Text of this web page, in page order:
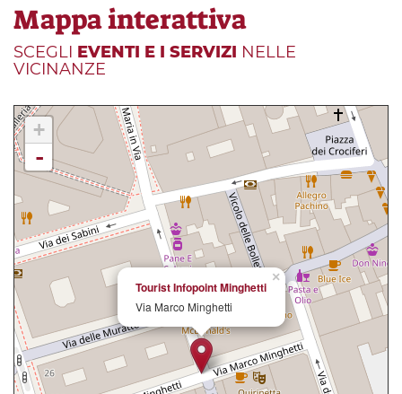
Mappa interattiva
SCEGLI EVENTI E I SERVIZI NELLE
VICINANZE
×
Tourist Infopoint Minghetti
Via Marco Minghetti
+
-